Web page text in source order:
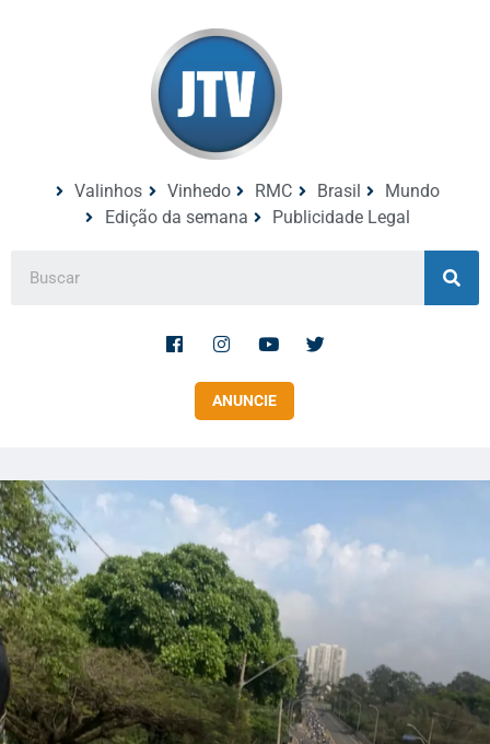
Valinhos Vinhedo RMC Brasil
Mundo
Edição da semana
Publicidade Legal
ANUNCIE